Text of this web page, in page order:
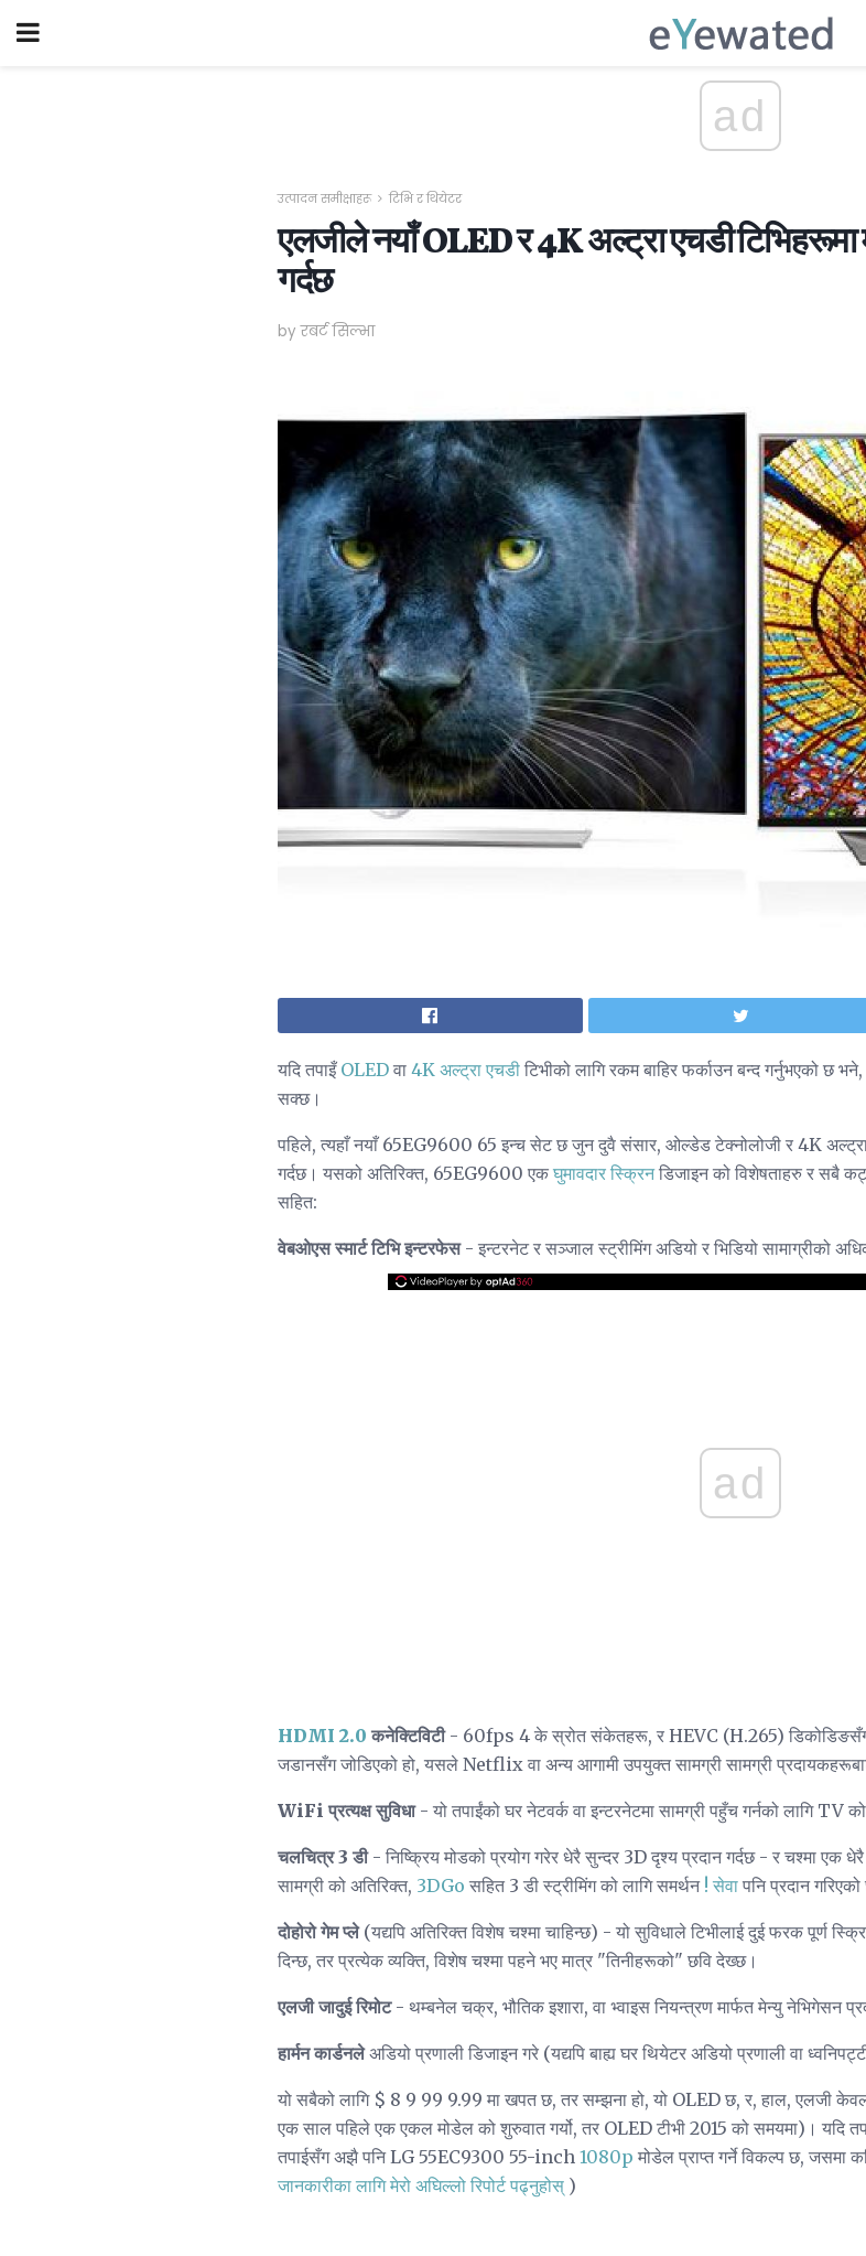
ad
उत्पादन समीक्षाहरू टिभि र थियेटर
एलजीले नयाँ OLED र 4K अल्ट्रा एचडी टिभिहरूमा
गर्दछ
by रबर्ट सिल्भा
यदि तपाइँ OLED वा 4K अल्ट्रा एचडी टिभीको लागि रकम बाहिर फर्काउन बन्द गर्नुभएको छ
सक्छ।
पहिले, त्यहाँ नयाँ 65EG9600 65 इन्च सेट छ जुन दुवै संसार, ओल्डेड टेक्नोलोजी र 4K अल्ट्रा
गर्दछ। यसको अतिरिक्त, 65EG9600 एक घुमावदार स्क्रिनडिजाइन को विशेषताहरु र सबै
सहित:
वेबओएस स्मार्ट टिभि इन्टरफेस- इन्टरनेट र सञ्जाल स्ट्रीमिंग अडियो र भिडियो सामाग्रीको
ad
HDMI 2.0 कनेक्टिविटी- 60fps 4 के स्रोत संकेतहरू, र HEVC (H.265) डिकोडिङसँग
जडानसँग जोडिएको हो, यसले Netflix वा अन्य आगामी उपयुक्त सामग्री सामग्री
WiFi प्रत्यक्ष सुविधा- यो तपाईंको घर नेटवर्क वा इन्टरनेटमा सामग्री पहुँच गर्नको लागि TV
चलचित्र 3 डी- निष्क्रिय मोडको प्रयोग गरेर धेरै सुन्दर 3D दृश्य प्रदान गर्दछ - र चश्मा
सामग्री को अतिरिक्त, 3DGo सहित 3 डी स्ट्रीमिंग को लागि समर्थन ! सेवा पनि प्रदान
दोहोरो गेम प्ले(यद्यपि अतिरिक्त विशेष चश्मा चाहिन्छ) - यो सुविधाले टिभीलाई दुई फरक पूर्ण
दिन्छ, तर प्रत्येक व्यक्ति, विशेष चश्मा पहने भए मात्र "तिनीहरूको" छवि देख्छ।
एलजी जादुई रिमोट- थम्बनेल चक्र, भौतिक इशारा, वा भ्वाइस नियन्त्रण मार्फत मेन्यु नेभिगेसन
हार्मन कार्डनलेअडियो प्रणाली डिजाइन गरे (यद्यपि बाह्य घर थियेटर अडियो प्रणाली वा
यो सबैको लागि $ 8 9 99 9.99 मा खपत छ, तर सम्झना हो, यो OLED छ, र, हाल, एलजी
एक साल पहिले एक एकल मोडेल को शुरुवात गर्यो, तर OLED टीभी 2015 को समयमा)। यदि
तपाईसँग अझै पनि LG 55EC9300 55-inch 1080p मोडेल प्राप्त गर्ने विकल्प छ,
जानकारीका लागि मेरो अघिल्लो रिपोर्ट पढ्नुहोस् )